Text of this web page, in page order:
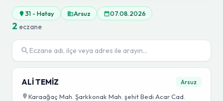
31 - Hatay Arsuz 07.08.2026
2 eczane
ALİ TEMİZ Arsuz
Karaağaç Mah. Şarkkonak Mah. şehit Bedi Acar Cad.